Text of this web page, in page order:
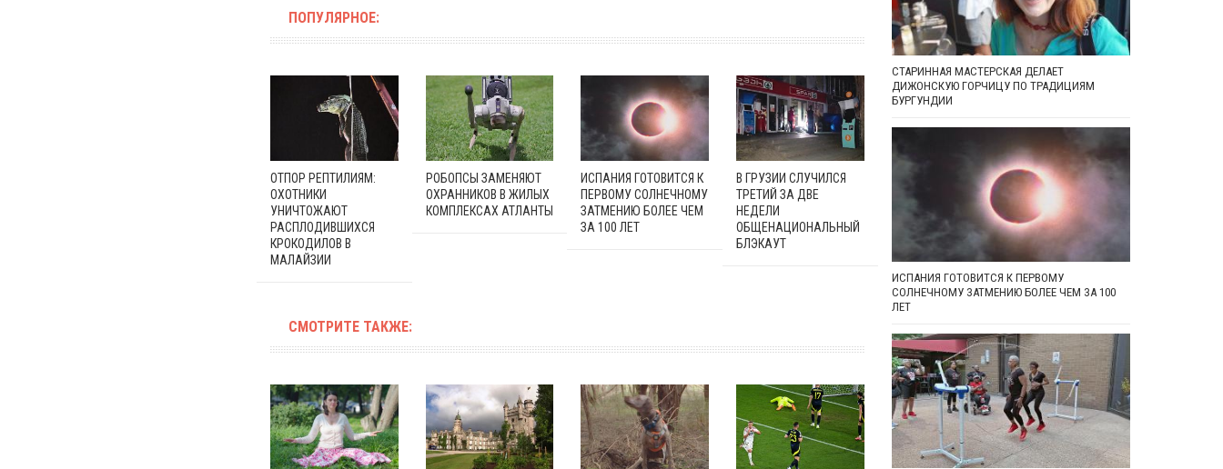
ПОПУЛЯРНОЕ:
ОТПОР РЕПТИЛИЯМ:
ОХОТНИКИ
УНИЧТОЖАЮТ
РАСПЛОДИВШИХСЯ
КРОКОДИЛОВ В
МАЛАЙЗИИ
РОБОПСЫ ЗАМЕНЯЮТ
ОХРАННИКОВ В ЖИЛЫХ
КОМПЛЕКСАХ АТЛАНТЫ
ИСПАНИЯ ГОТОВИТСЯ К
ПЕРВОМУ СОЛНЕЧНОМУ
ЗАТМЕНИЮ БОЛЕЕ ЧЕМ
ЗА 100 ЛЕТ
В ГРУЗИИ СЛУЧИЛСЯ
ТРЕТИЙ ЗА ДВЕ
НЕДЕЛИ
ОБЩЕНАЦИОНАЛЬНЫЙ
БЛЭКАУТ
СМОТРИТЕ ТАКЖЕ:
СТАРИННАЯ МАСТЕРСКАЯ ДЕЛАЕТ
ДИЖОНСКУЮ ГОРЧИЦУ ПО ТРАДИЦИЯМ
БУРГУНДИИ
ИСПАНИЯ ГОТОВИТСЯ К ПЕРВОМУ
СОЛНЕЧНОМУ ЗАТМЕНИЮ БОЛЕЕ ЧЕМ ЗА 100
ЛЕТ